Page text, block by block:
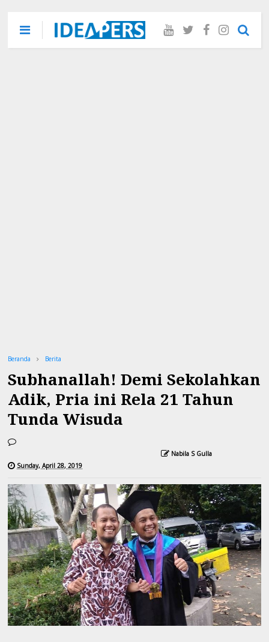
Beranda Berita
Subhanallah! Demi Sekolahkan
Adik, Pria ini Rela 21 Tahun
Tunda Wisuda
Nabila S Gulla
Sunday, April 28, 2019